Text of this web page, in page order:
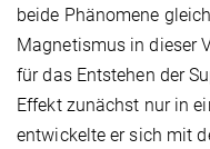
beide Phänomene
Magnetismus in dieser
für das Entstehen der
Effekt zunächst nur in
entwickelte er sich mit